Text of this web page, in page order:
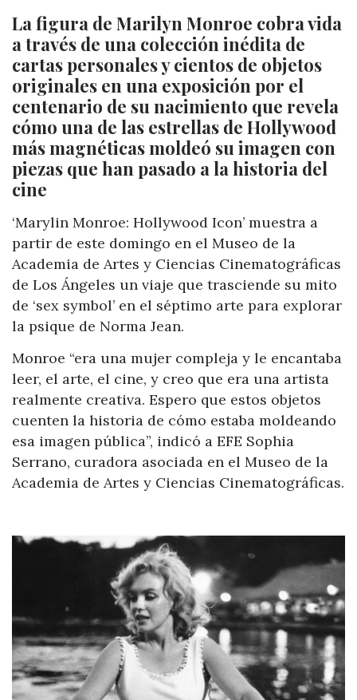
La figura de Marilyn Monroe cobra vida
a través de una colección inédita de
cartas personales y cientos de objetos
originales en una exposición por el
centenario de su nacimiento que revela
cómo una de las estrellas de Hollywood
más magnéticas moldeó su imagen con
piezas que han pasado a la historia del
cine
‘Marylin Monroe: Hollywood Icon’ muestra a
partir de este domingo en el Museo de la
Academia de Artes y Ciencias Cinematográficas
de Los Ángeles un viaje que trasciende su mito
de ‘sex symbol’ en el séptimo arte para explorar
la psique de Norma Jean.
Monroe “era una mujer compleja y le encantaba
leer, el arte, el cine, y creo que era una artista
realmente creativa. Espero que estos objetos
cuenten la historia de cómo estaba moldeando
esa imagen pública”, indicó a EFE Sophia
Serrano, curadora asociada en el Museo de la
Academia de Artes y Ciencias Cinematográficas.